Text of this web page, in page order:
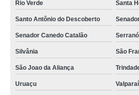
empresa de órtese joelho Uruaçu
órtese extensora de joelho Goiânia
empresa de órtese para extensão de joelho
empresa de órtese joelho Jaó
empresa de órtese de joelho articulada VILA
Rio Verde Santa
Santo Antônio do Descoberto
Senador Canedo Catalão
Silvânia São
São Joao da Aliança
Uruaçu